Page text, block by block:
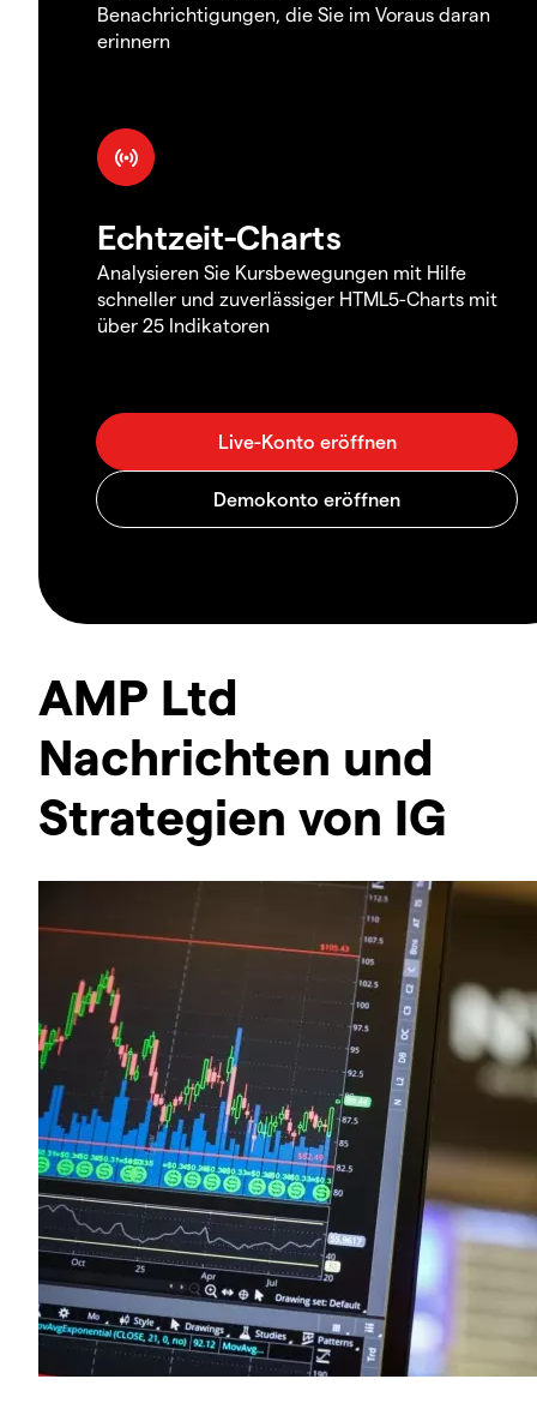
Benachrichtigungen, die Sie im Voraus daran
erinnern
Echtzeit-Charts
Analysieren Sie Kursbewegungen mit Hilfe
schneller und zuverlässiger HTML5-Charts mit
über 25 Indikatoren
AMP Ltd
Nachrichten und
Strategien von IG